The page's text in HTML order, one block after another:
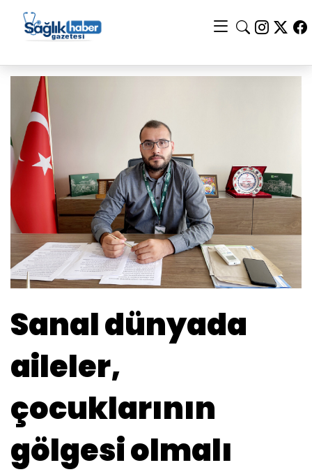
Sanal dünyada
aileler,
çocuklarının
gölgesi olmalı